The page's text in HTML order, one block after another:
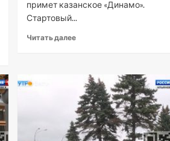
примет казанское «Динамо».
Стартовый...
Читать далее